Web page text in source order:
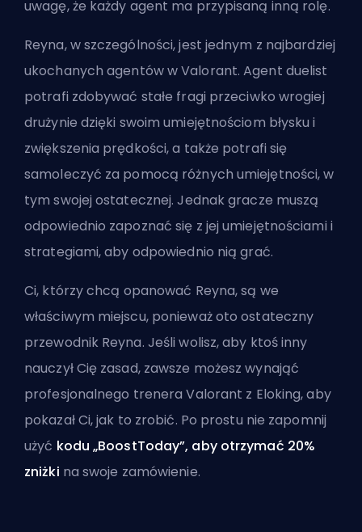
uwagę, że każdy agent ma przypisaną inną rolę.
Reyna, w szczególności, jest jednym z najbardziej
ukochanych agentów w Valorant. Agent duelist
potrafi zdobywać stałe fragi przeciwko wrogiej
drużynie dzięki swoim umiejętnościom błysku i
zwiększenia prędkości, a także potrafi się
samoleczyć za pomocą różnych umiejętności, w
tym swojej ostatecznej. Jednak gracze muszą
odpowiednio zapoznać się z jej umiejętnościami i
strategiami, aby odpowiednio nią grać.
Ci, którzy chcą opanować Reyna, są we
właściwym miejscu, ponieważ oto ostateczny
przewodnik Reyna. Jeśli wolisz, aby ktoś inny
nauczył Cię zasad, zawsze możesz wynająć
profesjonalnego trenera Valorant z Eloking, aby
pokazał Ci, jak to zrobić. Po prostu nie zapomnij
użyć kodu „BoostToday”, aby otrzymać 20%
zniżki na swoje zamówienie.